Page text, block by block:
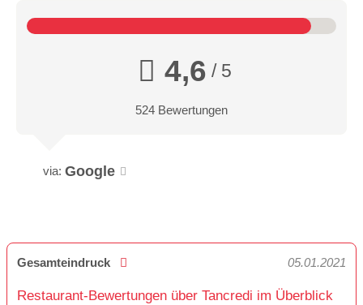
4,6 / 5
524 Bewertungen
via: Google
Gesamteindruck 05.01.2021
Restaurant-Bewertungen über Tancredi im Überblick